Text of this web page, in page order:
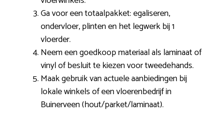
Ga voor een totaalpakket: egaliseren,
ondervloer, plinten en het legwerk bij 1
vloerder.
Neem een goedkoop materiaal als laminaat of
vinyl of besluit te kiezen voor tweedehands.
Maak gebruik van actuele aanbiedingen bij
lokale winkels of een vloerenbedrijf in
Buinerveen (hout/parket/laminaat).